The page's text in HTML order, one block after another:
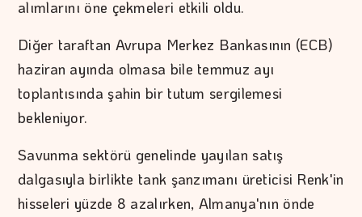
alımlarını öne çekmeleri etkili oldu.
Diğer taraftan Avrupa Merkez Bankasının (ECB)
haziran ayında olmasa bile temmuz ayı
toplantısında şahin bir tutum sergilemesi
bekleniyor.
Savunma sektörü genelinde yayılan satış
dalgasıyla birlikte tank şanzımanı üreticisi Renk'in
hisseleri yüzde 8 azalırken, Almanya'nın önde